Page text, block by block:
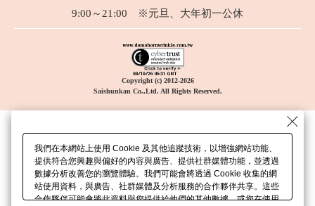
9:00～21:00 ※元旦、大年初一公休
Copyright (c) 2012-2026
Saishunkan Co.,Ltd. All Rights Reserved.
我們在本網站上使用 Cookie 及其他追蹤技術，以增強網站功能、
提供符合您興趣與偏好的內容與廣告、提供社群媒體功能，並透過
數據分析改善您的瀏覽體驗。我們可能會將透過 Cookie 收集的網
站使用資料，與廣告、社群媒體及分析服務的合作夥伴共享。這些
合作夥伴可能會將此資料與您提供給他們的其他數據、或您在使用